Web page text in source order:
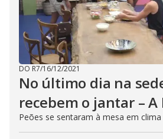
DO R7/16/12/2021
No último dia na
recebem o jantar – A
Peões se sentaram à mesa em